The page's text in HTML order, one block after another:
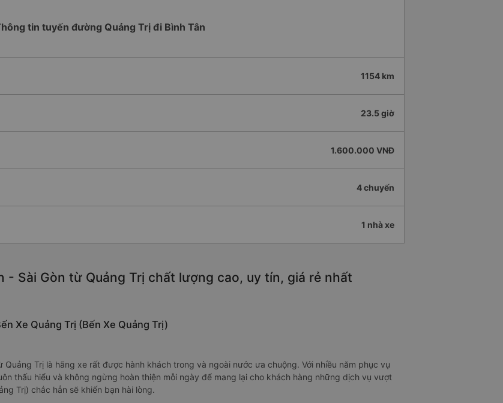
tin tuyến đường Quảng Trị đi Bình Tân
1154 km
23.5 giờ
1.600.000 VNĐ
4 chuyến
1 nhà xe
- Sài Gòn từ Quảng Trị chất lượng cao, uy tín, giá rẻ nhất
Xe Quảng Trị (Bến Xe Quảng Trị)
Quảng Trị là hãng xe rất được hành khách trong và ngoài nước ưa chuộng. Với nhiều năm phục vụ
thấu hiểu và không ngừng hoàn thiện mỗi ngày để mang lại cho khách hàng những dịch vụ vượt
Trị) chắc hẳn sẽ khiến bạn hài lòng.